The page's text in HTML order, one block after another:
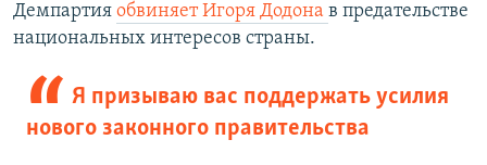
Демпартия обвиняет Игоря Додона в предательстве
национальных интересов страны.
Я призываю вас поддержать усилия
нового законного правительства